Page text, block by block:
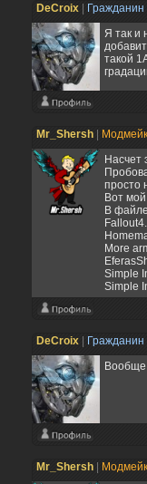
DeCroix
Гражданин
Я так и
такой
Mr_Shersh
Насчет
просто
Вот
В файле
More
Simple
Simple
DeCroix
Гражданин
Вообще
Mr_Shersh